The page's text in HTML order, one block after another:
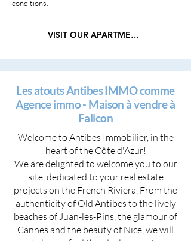
conditions.
VISIT OUR APARTMENTS
Les atouts Antibes IMMO comme
Agence immo - Maison à vendre à
Falicon
Welcome to Antibes Immobilier, in the
heart of the Côte d'Azur!
We are delighted to welcome you to our
site, dedicated to your real estate
projects on the French Riviera. From the
authenticity of Old Antibes to the lively
beaches of Juan-les-Pins, the glamour of
Cannes and the beauty of Nice, we will